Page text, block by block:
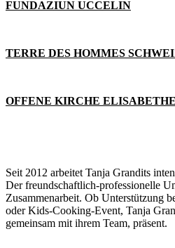
FUNDAZIUN UCCELIN
TERRE DES HOMMES
OFFENE KIRCHE
Seit 2012 arbeitet Tanja Grandits
Der freundschaftlich-professionelle
Zusammenarbeit. Ob Unterstützung
oder Kids-Cooking-Event, Tanja
gemeinsam mit ihrem Team, präsent.